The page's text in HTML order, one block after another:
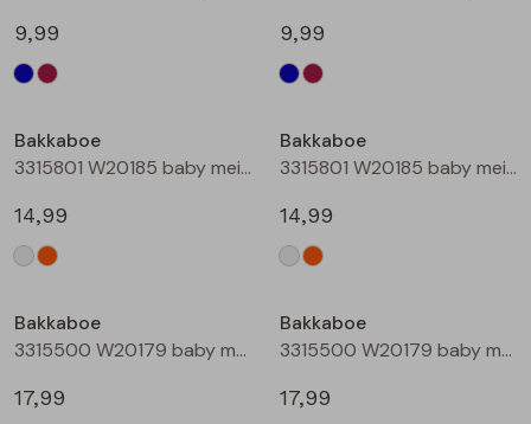
9,99
9,99
Bakkaboe
3315801 W20185 baby meisjes rok kort Champagne
14,99
Bakkaboe
3315801 W20185 baby meisjes rok kort Perzik
14,99
Bakkaboe
3315500 W20179 baby meisjes gilet/hesje Cerise
17,99
Bakkaboe
3315500 W20179 baby meisjes gilet/hesje Cream
17,99